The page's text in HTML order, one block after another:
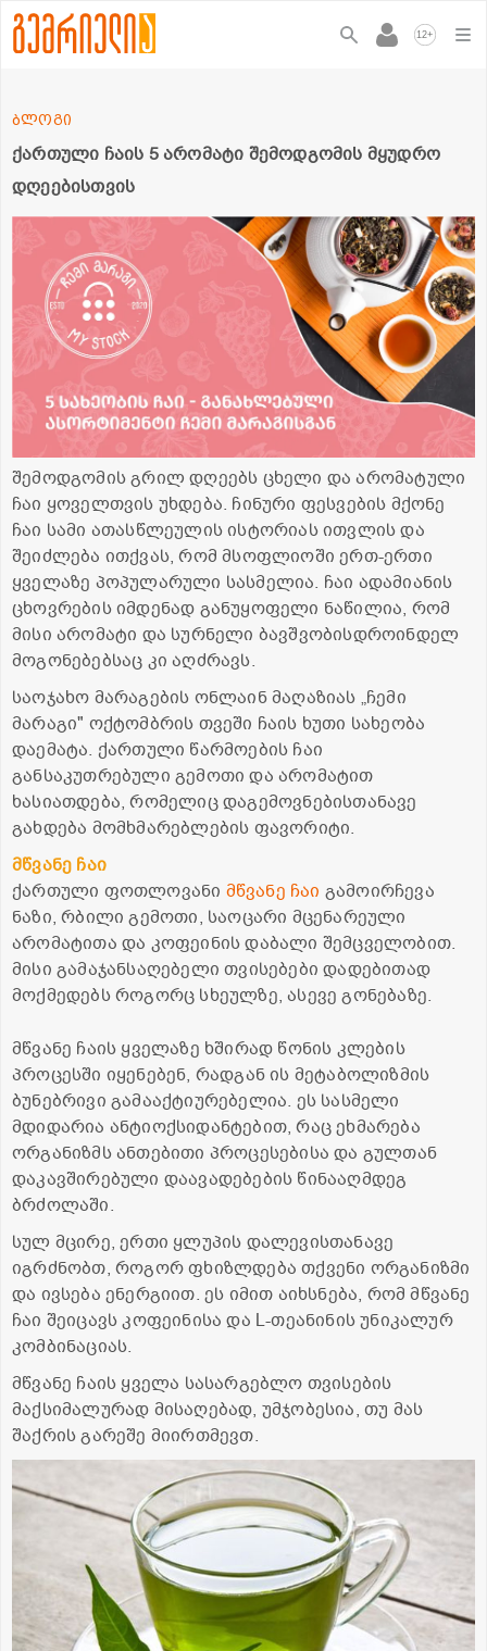
12+
ქართული ჩაის 5 არომატი შემოდგომის მყუდრო
დღეებისთვის
ბლოგი
შემოდგომის გრილ დღეებს ცხელი და არომატული
ჩაი ყოველთვის უხდება. ჩინური ფესვების მქონე
ჩაი სამი ათასწლეულის ისტორიას ითვლის და
შეიძლება ითქვას, რომ მსოფლიოში ერთ-ერთი
ყველაზე პოპულარული სასმელია. ჩაი ადამიანის
ცხოვრების იმდენად განუყოფელი ნაწილია, რომ
მისი არომატი და სურნელი ბავშვობისდროინდელ
მოგონებებსაც კი აღძრავს.
საოჯახო მარაგების ონლაინ მაღაზიას „ჩემი
მარაგი" ოქტომბრის თვეში ჩაის ხუთი სახეობა
დაემატა. ქართული წარმოების ჩაი
განსაკუთრებული გემოთი და არომატით
ხასიათდება, რომელიც დაგემოვნებისთანავე
გახდება მომხმარებლების ფავორიტი.
მწვანე ჩაი
ქართული ფოთლოვანი მწვანე ჩაი გამოირჩევა
ნაზი, რბილი გემოთი, საოცარი მცენარეული
არომატითა და კოფეინის დაბალი შემცველობით.
მისი გამაჯანსაღებელი თვისებები დადებითად
მოქმედებს როგორც სხეულზე, ასევე გონებაზე.
მწვანე ჩაის ყველაზე ხშირად წონის კლების
პროცესში იყენებენ, რადგან ის მეტაბოლიზმის
ბუნებრივი გამააქტიურებელია. ეს სასმელი
მდიდარია ანტიოქსიდანტებით, რაც ეხმარება
ორგანიზმს ანთებითი პროცესებისა და გულთან
დაკავშირებული დაავადებების წინააღმდეგ
ბრძოლაში.
სულ მცირე, ერთი ყლუპის დალევისთანავე
იგრძნობთ, როგორ ფხიზლდება თქვენი ორგანიზმი
და ივსება ენერგიით. ეს იმით აიხსნება, რომ მწვანე
ჩაი შეიცავს კოფეინისა და L-თეანინის უნიკალურ
კომბინაციას.
მწვანე ჩაის ყველა სასარგებლო თვისების
მაქსიმალურად მისაღებად, უმჯობესია, თუ მას
შაქრის გარეშე მიირთმევთ.